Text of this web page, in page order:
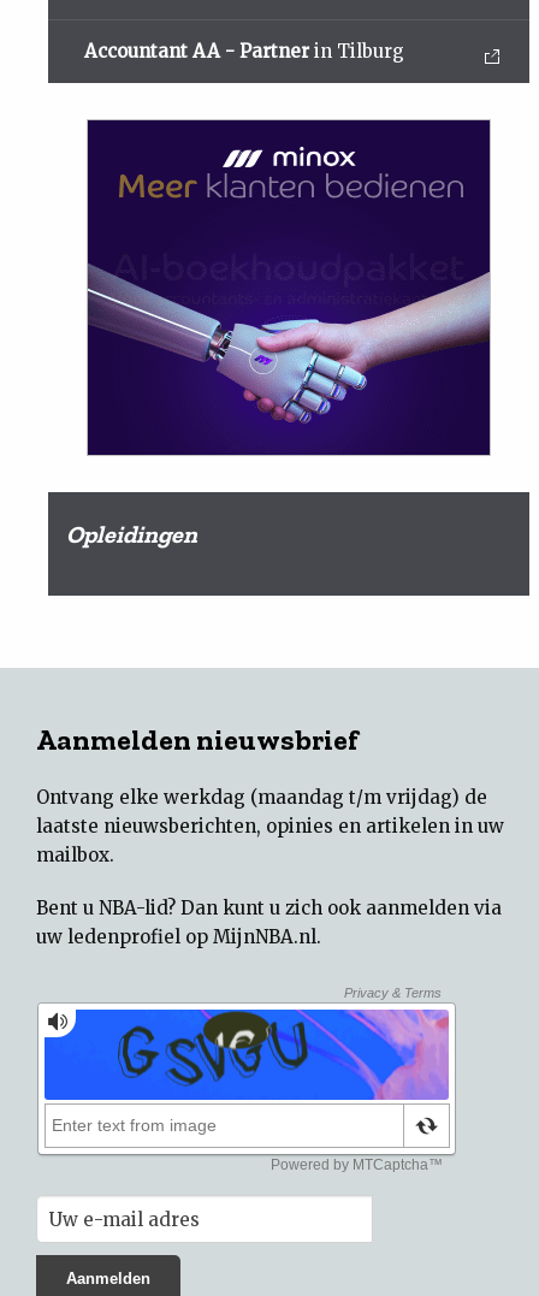
Accountant AA - Partner in Tilburg
Opleidingen
Aanmelden nieuwsbrief
Ontvang elke werkdag (maandag t/m vrijdag) de
laatste nieuwsberichten, opinies en artikelen in uw
mailbox.
Bent u NBA-lid? Dan kunt u zich ook aanmelden via
uw ledenprofiel op MijnNBA.nl.